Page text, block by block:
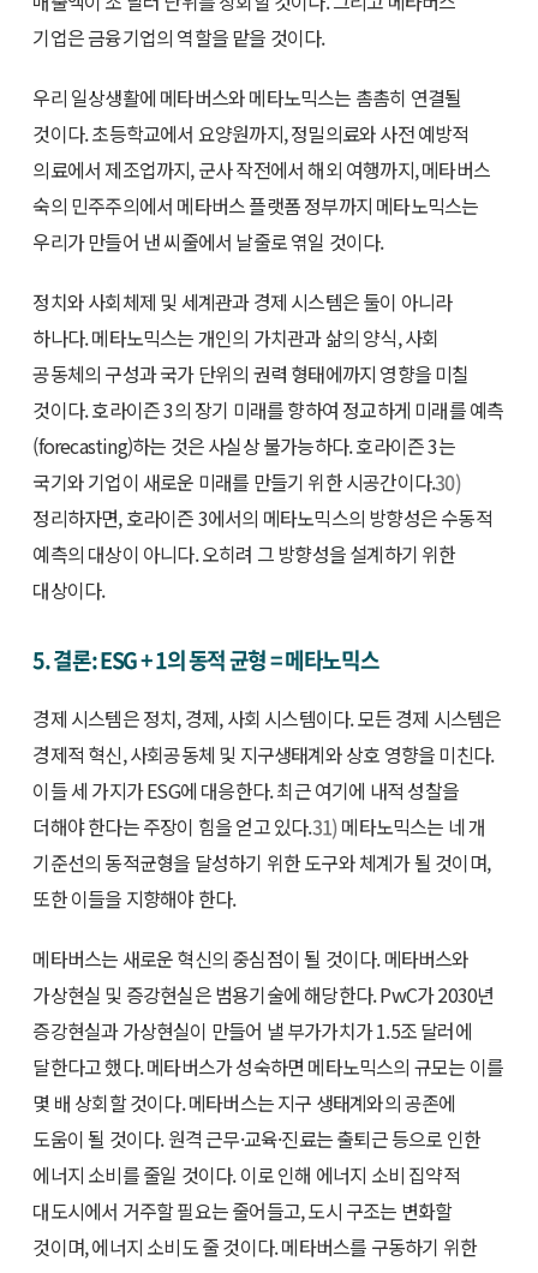
기업은 금융기업의 역할을 맡을 것이다.
우리 일상생활에 메타버스와 메타노믹스는 촘촘히 연결될
것이다. 초등학교에서 요양원까지, 정밀의료와 사전 예방적
의료에서 제조업까지, 군사 작전에서 해외 여행까지, 메타버스
숙의 민주주의에서 메타버스 플랫폼 정부까지 메타노믹스는
우리가 만들어 낸 씨줄에서 날줄로 엮일 것이다.
정치와 사회체제 및 세계관과 경제 시스템은 둘이 아니라
하나다. 메타노믹스는 개인의 가치관과 삶의 양식, 사회
공동체의 구성과 국가 단위의 권력 형태에까지 영향을 미칠
것이다. 호라이즌 3의 장기 미래를 향하여 정교하게 미래를 예측
(forecasting)하는 것은 사실상 불가능하다. 호라이즌 3는
국기와 기업이 새로운 미래를 만들기 위한 시공간이다.30)
정리하자면, 호라이즌 3에서의 메타노믹스의 방향성은 수동적
예측의 대상이 아니다. 오히려 그 방향성을 설계하기 위한
대상이다.
5. 결론: ESG + 1의 동적 균형 = 메타노믹스
경제 시스템은 정치, 경제, 사회 시스템이다. 모든 경제 시스템은
경제적 혁신, 사회공동체 및 지구생태계와 상호 영향을 미친다.
이들 세 가지가 ESG에 대응한다. 최근 여기에 내적 성찰을
더해야 한다는 주장이 힘을 얻고 있다.31)메타노믹스는 네 개
기준선의 동적균형을 달성하기 위한 도구와 체계가 될 것이며,
또한 이들을 지향해야 한다.
메타버스는 새로운 혁신의 중심점이 될 것이다. 메타버스와
가상현실 및 증강현실은 범용기술에 해당한다. PwC가 2030년
증강현실과 가상현실이 만들어 낼 부가가치가 1.5조 달러에
달한다고 했다. 메타버스가 성숙하면 메타노믹스의 규모는 이를
몇 배 상회할 것이다. 메타버스는 지구 생태계와의 공존에
도움이 될 것이다. 원격 근무·교육·진료는 출퇴근 등으로 인한
에너지 소비를 줄일 것이다. 이로 인해 에너지 소비 집약적
대도시에서 거주할 필요는 줄어들고, 도시 구조는 변화할
것이며, 에너지 소비도 줄 것이다. 메타버스를 구동하기 위한